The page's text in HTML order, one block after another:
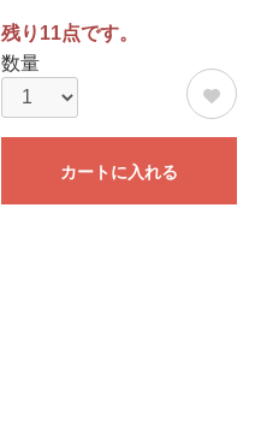
残り11点です。
数量
カートに入れる